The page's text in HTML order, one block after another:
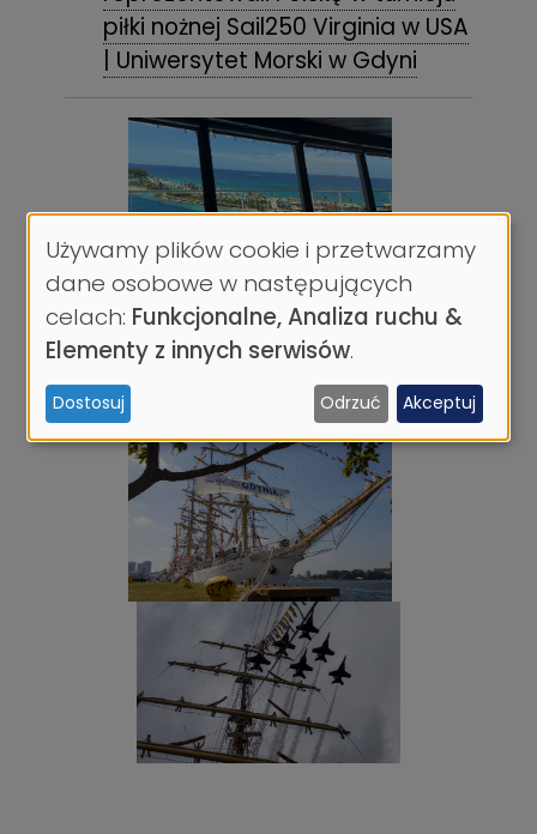
piłki nożnej Sail250 Virginia w USA
| Uniwersytet Morski w Gdyni
Wykorzystanie
danych
osobowych
i
ciasteczek
Używamy plików cookie i przetwarzamy
dane osobowe w następujących
celach: Funkcjonalne, Analiza ruchu &
Elementy z innych serwisów.
Dostosuj Odrzuć Akceptuj